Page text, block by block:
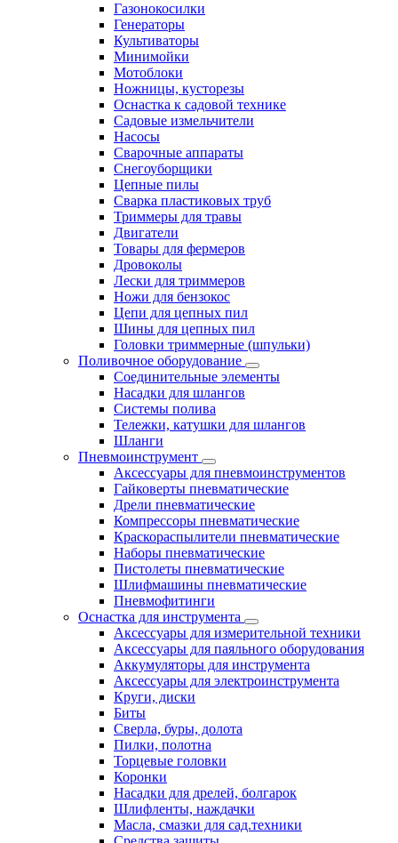
Газонокосилки
Генераторы
Культиваторы
Минимойки
Мотоблоки
Ножницы, кусторезы
Оснастка к садовой технике
Садовые измельчители
Насосы
Сварочные аппараты
Снегоуборщики
Цепные пилы
Сварка пластиковых труб
Триммеры для травы
Двигатели
Товары для фермеров
Дровоколы
Лески для триммеров
Ножи для бензокос
Цепи для цепных пил
Шины для цепных пил
Головки триммерные (шпульки)
Поливочное оборудование
Cоединительные элементы
Насадки для шлангов
Системы полива
Тележки, катушки для шлангов
Шланги
Пневмоинструмент
Аксессуары для пневмоинструментов
Гайковерты пневматические
Дрели пневматические
Компрессоры пневматические
Краскораспылители пневматические
Наборы пневматические
Пистолеты пневматические
Шлифмашины пневматические
Пневмофитинги
Оснастка для инструмента
Аксессуары для измерительной техники
Аксессуары для паяльного оборудования
Аккумуляторы для инструмента
Аксессуары для электроинструмента
Круги, диски
Биты
Сверла, буры, долота
Пилки, полотна
Торцевые головки
Коронки
Насадки для дрелей, болгарок
Шлифленты, наждачки
Масла, смазки для сад.техники